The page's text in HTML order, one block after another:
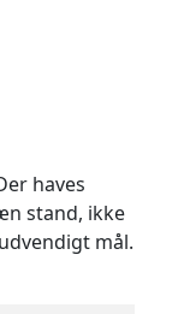
haves
stand, ikke
mål.